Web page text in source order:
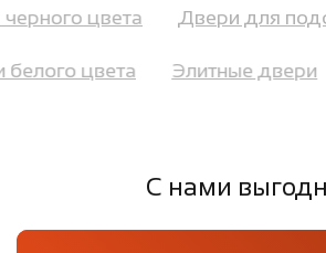
цвета Двери для
белого цвета Элитные двери
С нами